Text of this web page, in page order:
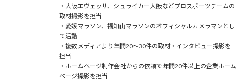
・大阪エヴェッサ、シュライカー大阪などプロスポーツチームの
取材撮影を担当
・愛媛マラソン、福知山マラソンのオフィシャルカメラマンとし
て活動
・複数メディアより年間20〜30件の取材・インタビュー撮影を
担当
・ホームページ制作会社からの依頼で年間20件以上の企業ホーム
ページ撮影を担当